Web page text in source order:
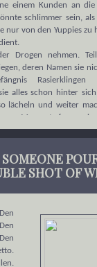
einem Kunden an die
schlimmer sein,
nur von den Yuppies zu
Drogen nehmen.
deren Namen sie
Rasierklingen
alles schon hinter
lächeln und weiter
Momente freuen, in
Bruder und Cousins
nicht so breit lächeln
Koks, die ihr nicht
hat.
SOMEONE
SHOT OF